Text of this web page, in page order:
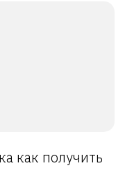
как получить